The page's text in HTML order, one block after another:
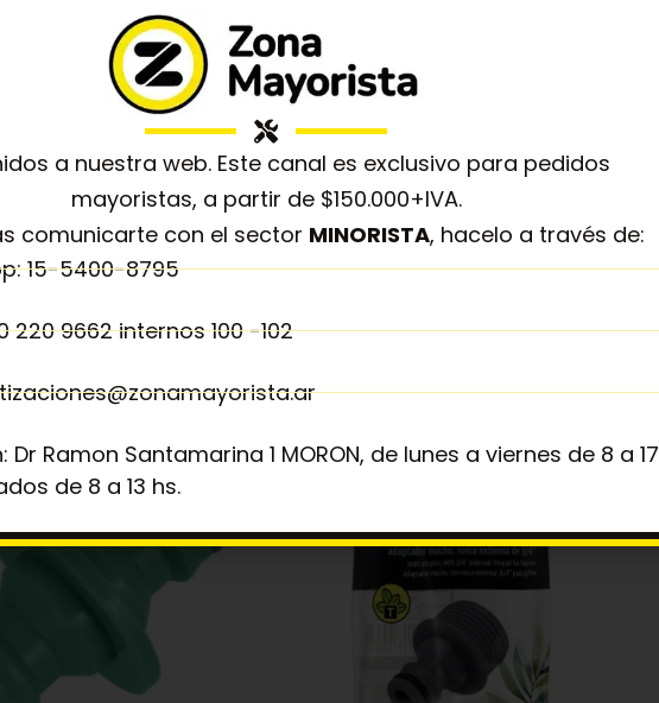
1/2
+ IVA
AL CARRITO
ADAPTADOR HEMBRA 1/2-3/4
$719.84 + IVA
a nuestra web. Este canal es exclusivo para pedidos
mayoristas, a partir de $150.000+IVA.
comunicarte con el sector MINORISTA, hacelo a través de:
15-5400-8795
220 9662 internos 100 -102
Dr Ramon Santamarina 1 MORON, de lunes a viernes de 8 a 17
de 8 a 13 hs.